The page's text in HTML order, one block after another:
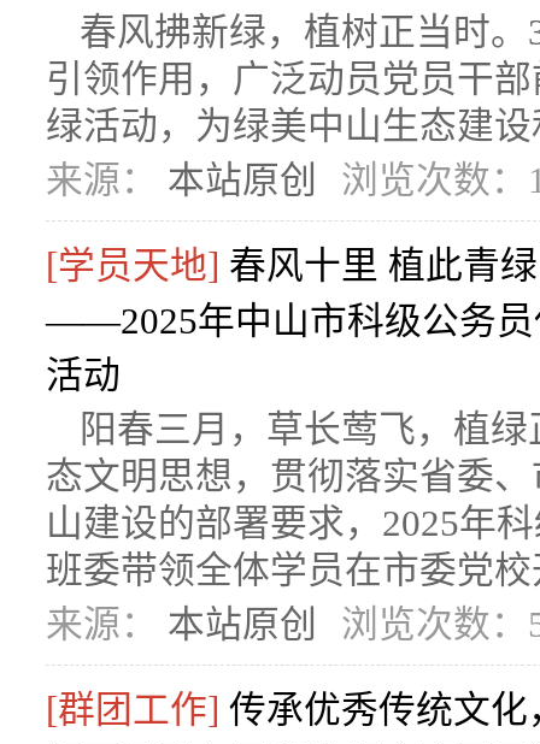
春风拂新绿，植树正当时
引领作用，广泛动员党员干
绿活动，为绿美中山生态建
来源： 本站原创 浏览次数：
[学员天地] 春风十里 植此青绿
——2025年中山市科级公务员
活动
阳春三月，草长莺飞，植
态文明思想，贯彻落实省委
山建设的部署要求，2025年
班委带领全体学员在市委党
来源： 本站原创 浏览次数：
[群团工作] 传承优秀传统文